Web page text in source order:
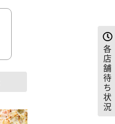
各
店
舗
待
ち
状
況